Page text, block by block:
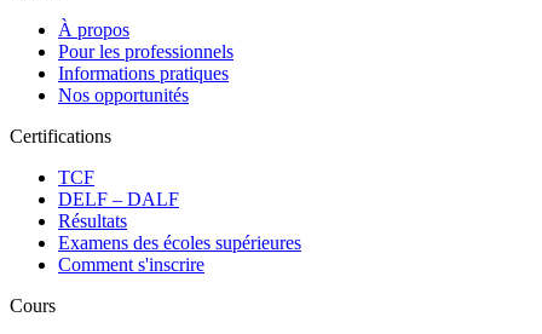
À propos
Pour les professionnels
Informations pratiques
Nos opportunités
Certifications
TCF
DELF – DALF
Résultats
Examens des écoles supérieures
Comment s'inscrire
Cours